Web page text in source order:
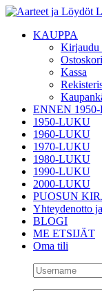
Skip
contentKAUPPA
Kirjaudu
Ostoskori
Kassa
ENNEN
1950-LUKU
1960-LUKU
1970-LUKU
1980-LUKU
1990-LUKU
2000-LUKU
PUOSUN
Yhteydenotto
BLOGI
ME ETSIJÄT
Oma tili